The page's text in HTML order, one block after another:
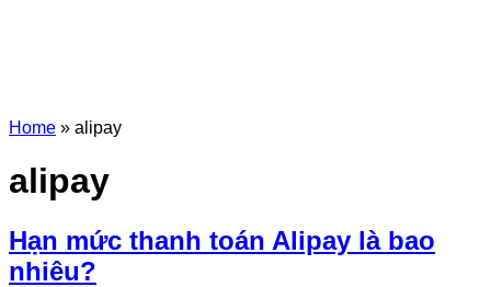
Home » alipay
alipay
Hạn mức thanh toán Alipay là bao
nhiêu?